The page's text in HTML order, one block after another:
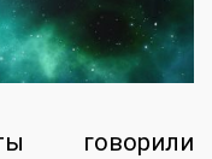
говорили